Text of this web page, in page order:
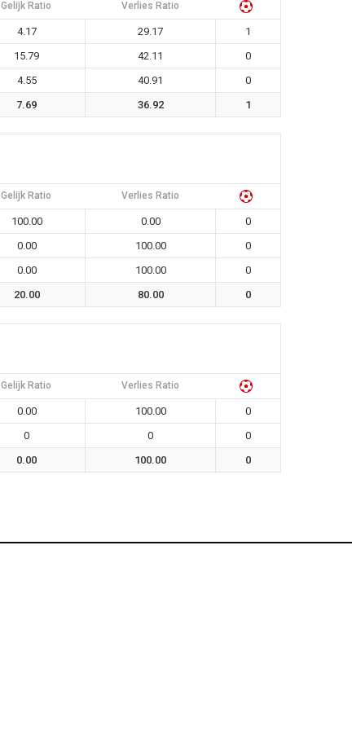
Gelijk Ratio Verlies Ratio
4.17 29.17
1
15.79 42.11
0
4.55 40.91
0
7.69 36.92 1
Gelijk Ratio Verlies Ratio
100.00 0.00
0
0.00 100.00
0
0.00 100.00
0
20.00 80.00 0
Gelijk Ratio Verlies Ratio
0.00 100.00
0
0 0
0
0.00 100.00 0